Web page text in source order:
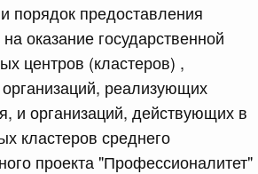
порядок предоставления
оказание государственной
центров (кластеров) ,
реализующих
и организаций, действующих в
кластеров среднего
проекта "Профессионалитет"